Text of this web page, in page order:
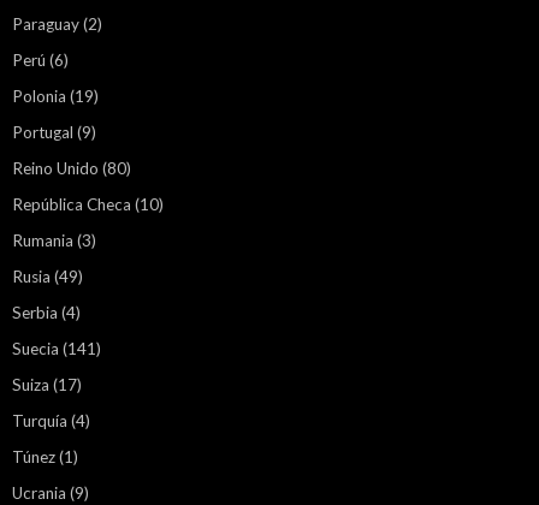
Paraguay(2)
Perú (6)
Polonia (19)
Portugal (9)
Reino Unido (80)
República Checa (10)
Rumania (3)
Rusia (49)
Serbia (4)
Suecia (141)
Suiza (17)
Turquía (4)
Túnez(1)
Ucrania (9)